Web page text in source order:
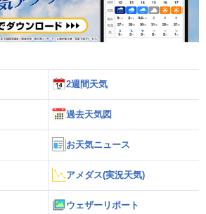
2週間天気
過去天気図
お天気ニュース
アメダス(実況天気)
ウェザーリポート